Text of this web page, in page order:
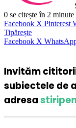
0 se citește în 2 minute
Facebook X Pinterest
Tipărește
Facebook X
Invităm
subiectele de
adresa